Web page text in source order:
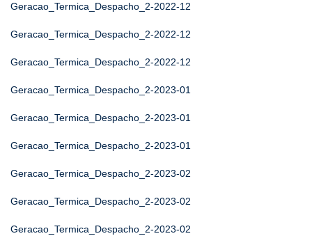
Geracao_Termica_Despacho_2-2022-12
Geracao_Termica_Despacho_2-2022-12
Geracao_Termica_Despacho_2-2022-12
Geracao_Termica_Despacho_2-2023-01
Geracao_Termica_Despacho_2-2023-01
Geracao_Termica_Despacho_2-2023-01
Geracao_Termica_Despacho_2-2023-02
Geracao_Termica_Despacho_2-2023-02
Geracao_Termica_Despacho_2-2023-02